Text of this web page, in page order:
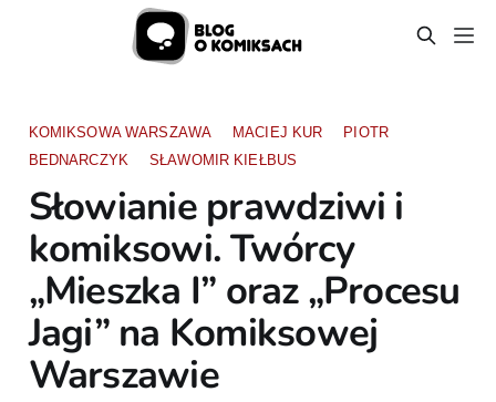
KOMIKSOWA WARSZAWA MACIEJ KUR
PIOTR
BEDNARCZYK
SŁAWOMIR KIEŁBUS
Słowianie prawdziwi i
komiksowi. Twórcy
„Mieszka I” oraz „Procesu
Jagi” na Komiksowej
Warszawie